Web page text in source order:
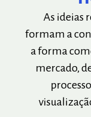
As ideias
formam a
a forma
mercado,